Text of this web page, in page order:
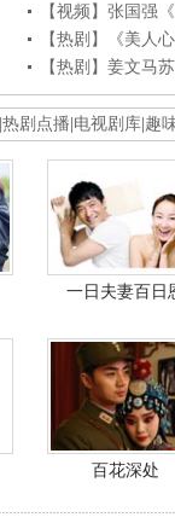
【视频】张国强
【热剧】《美人
【热剧】姜文马
热剧点播 电视剧库 趣
一日夫妻百日
百花深处